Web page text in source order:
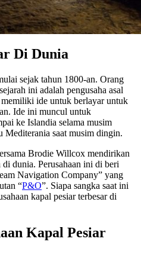
Di Dunia
sejak tahun 1800-an. Orang
ini adalah pengusaha asal
ide untuk berlayar untuk
Ide ini muncul untuk
ke Islandia selama musim
Mediterania saat musim dingin.
Brodie Willcox mendirikan
di dunia. Perusahaan ini di beri
Navigation Company” yang
“P&O”. Siapa sangka saat ini
kapal pesiar terbesar di
Kapal Pesiar